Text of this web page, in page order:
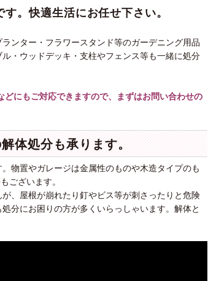
。快適生活にお任せ下さい。
ンター・フラワースタンド等のガーデニング用品
・ウッドデッキ・支柱やフェンス等も一緒に処分
にもご対応できますので、まずはお問い合わせの
体処分も承ります。
物置やガレージは金属性のものや木造タイプのも
ございます。
、屋根が崩れたり釘やビス等が刺さったりと危険
分にお困りの方が多くいらっしゃいます。解体と